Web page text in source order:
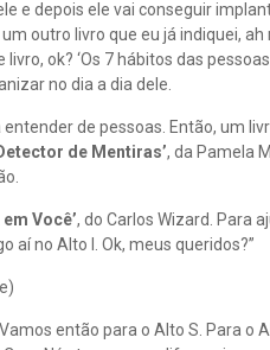
e depois ele vai conseguir
outro livro que eu já indiquei,
livro, ok? ‘Os 7 hábitos das
no dia a dia dele.
de pessoas. Então, um
de Mentiras’, da Pamela
Você’, do Carlos Wizard. Para
aí no Alto I. Ok, meus queridos?”
então para o Alto S. Para o